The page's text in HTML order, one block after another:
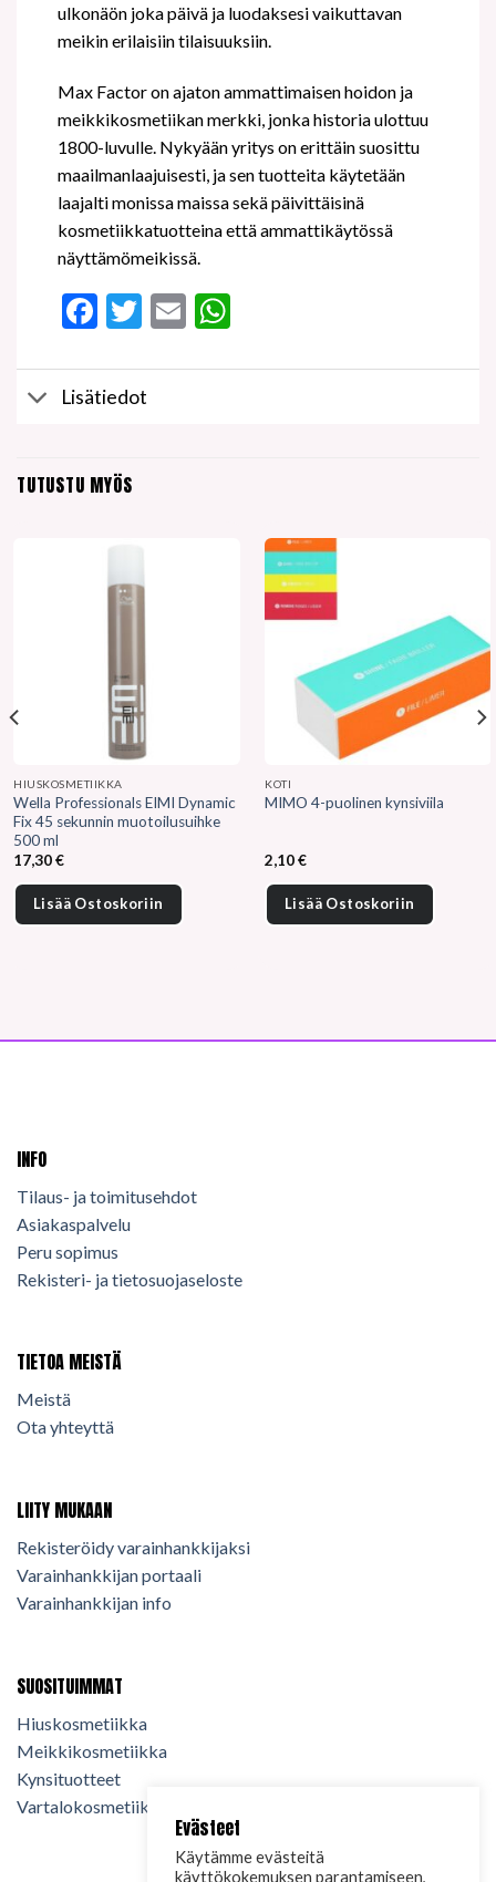
ulkonäön joka päivä ja luodaksesi vaikuttavan
meikin erilaisiin tilaisuuksiin.
Max Factor on ajaton ammattimaisen hoidon ja
meikkikosmetiikan merkki, jonka historia ulottuu
1800-luvulle. Nykyään yritys on erittäin suosittu
maailmanlaajuisesti, ja sen tuotteita käytetään
laajalti monissa maissa sekä päivittäisinä
kosmetiikkatuotteina että ammattikäytössä
näyttämömeikissä.
Facebook
Twitter
EmailWhatsApp
Lisätiedot
TUTUSTU MYÖS
HIUSKOSMETIIKKA
Wella Professionals EIMI Dynamic
Fix 45 sekunnin muotoilusuihke
500 ml
17,30€
Lisää Ostoskoriin
KOTI
MIMO 4-puolinen kynsiviila
2,10€
Lisää Ostoskoriin
INFO
Tilaus- ja toimitusehdot
Asiakaspalvelu
Peru sopimus
Rekisteri- ja tietosuojaseloste
TIETOA MEISTÄ
Meistä
Ota yhteyttä
LIITY MUKAAN
Rekisteröidy varainhankkijaksi
Varainhankkijan portaali
Varainhankkijan info
SUOSITUIMMAT
Hiuskosmetiikka
Meikkikosmetiikka
Kynsituotteet
Vartalokosmetiikka
Evästeet
Käytämme evästeitä
käyttökokemuksen parantamiseen,